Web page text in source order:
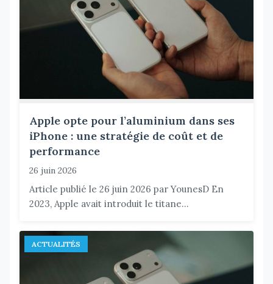
Apple opte pour l’aluminium dans ses
iPhone : une stratégie de coût et de
performance
26 juin 2026
Article publié le 26 juin 2026 par YounesD En
2023, Apple avait introduit le titane...
ACTUALITÉS